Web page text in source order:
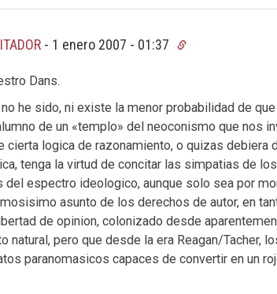
- 1 enero 2007 - 01:37
Dans.
he sido, ni existe la menor probabilidad de
de un «templo» del neoconismo que nos
cierta logica de razonamiento, o quizas debiera
tenga la virtud de concitar las simpatias de
del espectro ideologico, aunque solo sea por
asunto de los derechos de autor, en
de opinion, colonizado desde
natural, pero que desde la era Reagan/Tacher,
paranomasicos capaces de convertir en un